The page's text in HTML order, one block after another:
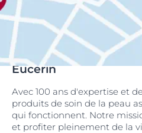
Eucerin
Avec 100 ans d'expertise et
produits de soin de la peau
qui fonctionnent. Notre
et profiter pleinement de la